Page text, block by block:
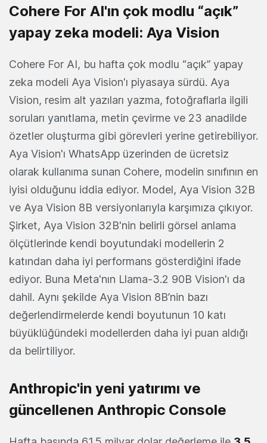
Cohere For AI'ın çok modlu “açık”
yapay zeka modeli: Aya Vision
Cohere For AI, bu hafta çok modlu “açık” yapay
zeka modeli Aya Vision'ı piyasaya sürdü. Aya
Vision, resim alt yazıları yazma, fotoğraflarla ilgili
soruları yanıtlama, metin çevirme ve 23 anadilde
özetler oluşturma gibi görevleri yerine getirebiliyor.
Aya Vision'ı WhatsApp üzerinden de ücretsiz
olarak kullanıma sunan Cohere, modelin sınıfının en
iyisi olduğunu iddia ediyor. Model, Aya Vision 32B
ve Aya Vision 8B versiyonlarıyla karşımıza çıkıyor.
Şirket, Aya Vision 32B'nin belirli görsel anlama
ölçütlerinde kendi boyutundaki modellerin 2
katından daha iyi performans gösterdiğini ifade
ediyor. Buna Meta'nın Llama-3.2 90B Vision'ı da
dahil. Aynı şekilde Aya Vision 8B’nin bazı
değerlendirmelerde kendi boyutunun 10 katı
büyüklüğündeki modellerden daha iyi puan aldığı
da belirtiliyor.
Anthropic'in yeni yatırımı ve
güncellenen Anthropic Console